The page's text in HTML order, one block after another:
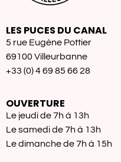
LES PUCES DU CANAL
5 rue Eugène Pottier
69100 Villeurbanne
+33 (0) 4 69 85 66 28
OUVERTURE
Le jeudi de 7h à 13h
Le samedi de 7h à 13h
Le dimanche de 7h à 15h